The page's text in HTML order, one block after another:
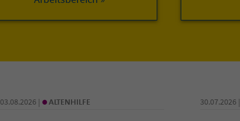
03.08.2026 | • ALTENHILFE 30.07.2026 |